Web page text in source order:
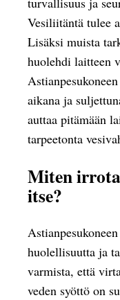
Vesiliitäntä tulee
Lisäksi muista
huolehdi laitteen
aikana ja
auttaa pitämään
tarpeetonta
Miten
itse?
huolellisuutta ja
varmista, että
veden syöttö on